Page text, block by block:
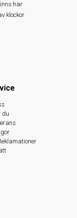
här
klockor
du